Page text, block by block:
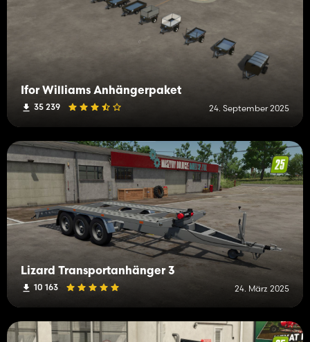
Ifor Williams Anhängerpaket
35 239 24. September 2025
Lizard Transportanhänger 3
10 163 24. März 2025